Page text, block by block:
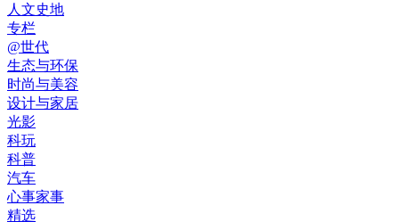
人文史地
专栏
@世代
生态与环保
时尚与美容
设计与家居
光影
科玩
科普
汽车
心事家事
精选